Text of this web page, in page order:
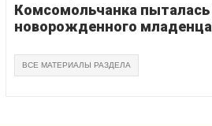
Комсомольчанка пыталась
новорожденного младенца
ВСЕ МАТЕРИАЛЫ РАЗДЕЛА